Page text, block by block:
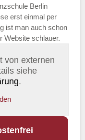
Berlin
erst einmal per
ist man auch schon
Website schlauer.
von externen
siehe
.